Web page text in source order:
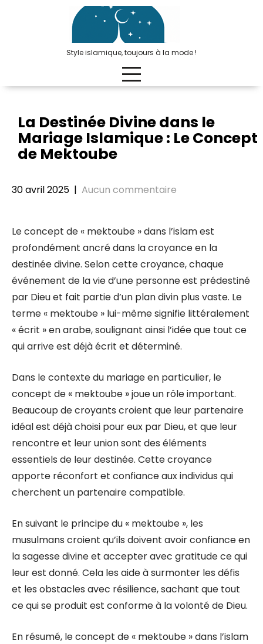
Style islamique, toujours à la mode !
La Destinée Divine dans le
Mariage Islamique : Le Concept
de Mektoube
30 avril 2025 | Aucun commentaire
Le concept de « mektoube » dans l’islam est
profondément ancré dans la croyance en la
destinée divine. Selon cette croyance, chaque
événement de la vie d’une personne est prédestiné
par Dieu et fait partie d’un plan divin plus vaste. Le
terme « mektoube » lui-même signifie littéralement
« écrit » en arabe, soulignant ainsi l’idée que tout ce
qui arrive est déjà écrit et déterminé.
Dans le contexte du mariage en particulier, le
concept de « mektoube » joue un rôle important.
Beaucoup de croyants croient que leur partenaire
idéal est déjà choisi pour eux par Dieu, et que leur
rencontre et leur union sont des éléments
essentiels de leur destinée. Cette croyance
apporte réconfort et confiance aux individus qui
cherchent un partenaire compatible.
En suivant le principe du « mektoube », les
musulmans croient qu’ils doivent avoir confiance en
la sagesse divine et accepter avec gratitude ce qui
leur est donné. Cela les aide à surmonter les défis
et les obstacles avec résilience, sachant que tout
ce qui se produit est conforme à la volonté de Dieu.
En résumé, le concept de « mektoube » dans l’islam